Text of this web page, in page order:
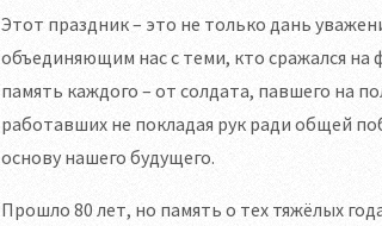
Этот праздник – это не только дань
объединяющим нас с теми, кто сражался
память каждого – от солдата, павшего на
работавших не покладая рук ради общей
основу нашего будущего.
Прошло 80 лет, но память о тех тяжёлых